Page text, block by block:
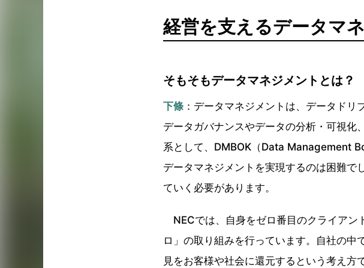
経営を支えるデータマ
そもそもデータマネジメントとは？
下條 ：データマネジメントは、データドリ
データガバナンスやデータの分析・可視化
系として、DMBOK（Data Management
データマネジメントを実現するのは困難で
ていく必要があります。
NECでは、自身をゼロ番目のクライアン
ロ」の取り組みを行っています。自社の
見をお客様や社会に還元するという考え